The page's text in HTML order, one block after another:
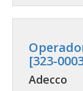
[323-
Adecco